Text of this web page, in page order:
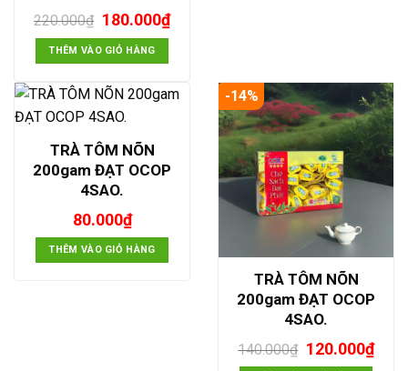
220.000₫ Giá
gốc
là:
220.000₫.
180.000₫Giá
hiện
180.000₫.
THÊM VÀO GIỎ HÀNG
TRÀ TÔM NÕN
200gam ĐẠT OCOP
4SAO.
80.000₫
THÊM VÀO GIỎ HÀNG
-14%
TRÀ TÔM NÕN
200gam ĐẠT OCOP
4SAO.
140.000₫ Giá
gốc
120.000₫Giá
hiện